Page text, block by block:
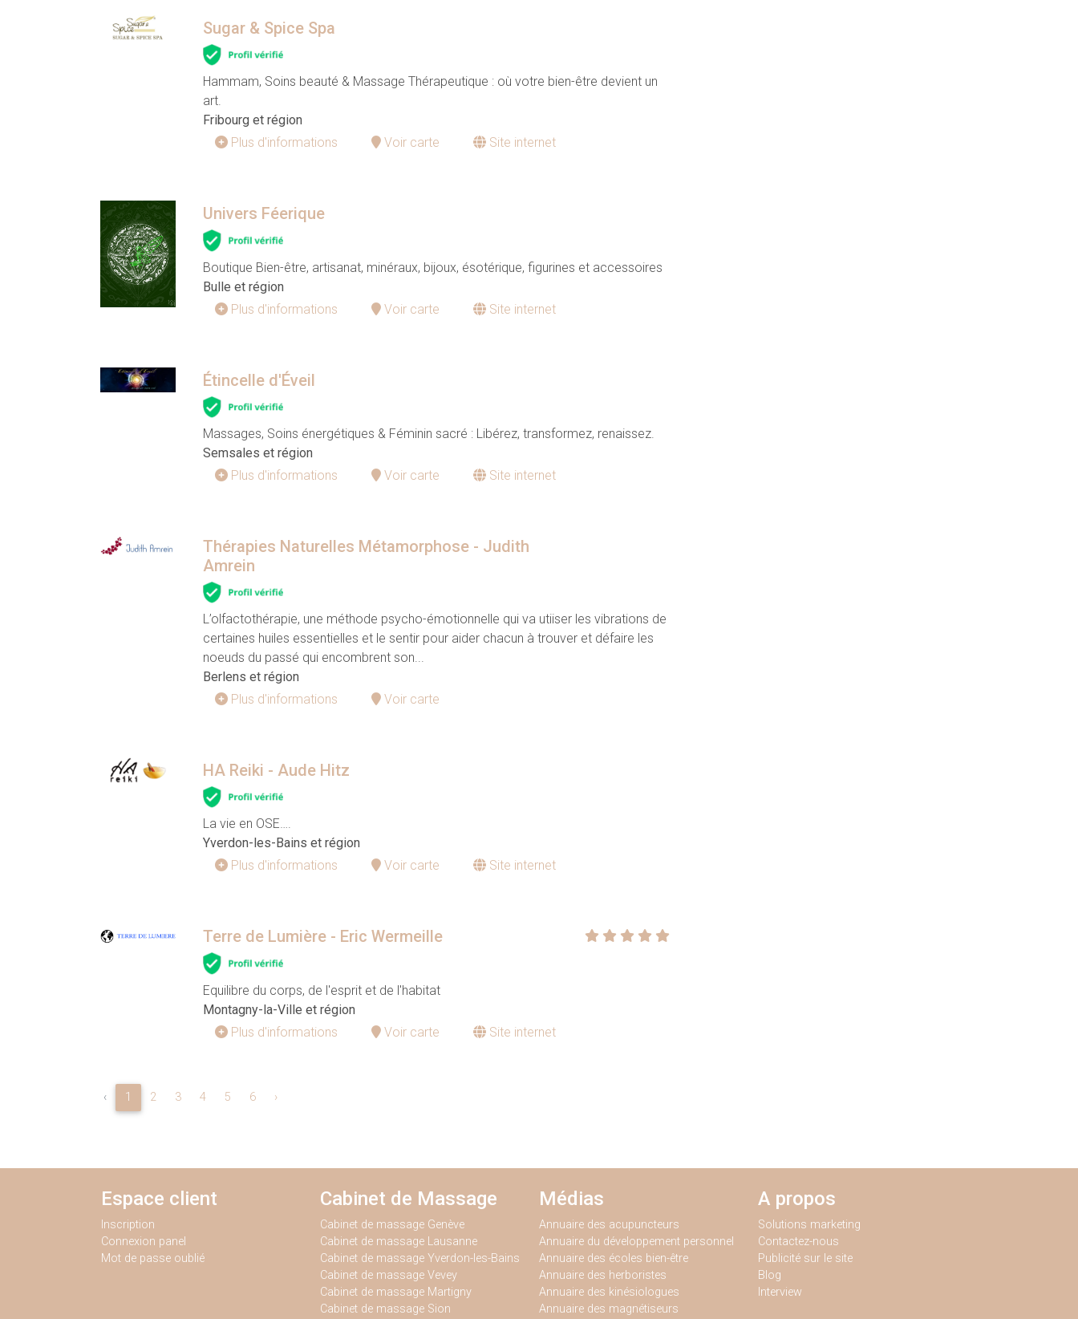
Sugar & Spice Spa
Hammam, Soins beauté & Massage Thérapeutique : où votre bien-être devient un
art.
Fribourg et région
Plus d'informations
Voir carte Site internet
Univers Féerique
Boutique Bien-être, artisanat, minéraux, bijoux, ésotérique, figurines et accessoires
Bulle et région
Plus d'informations
Voir carte Site internet
Étincelle d'Éveil
Massages, Soins énergétiques & Féminin sacré : Libérez, transformez, renaissez.
Semsales et région
Plus d'informations
Voir carte Site internet
Thérapies Naturelles Métamorphose - Judith
Amrein
L’olfactothérapie, une méthode psycho-émotionnelle qui va utiiser les vibrations de
certaines huiles essentielles et le sentir pour aider chacun à trouver et défaire les
noeuds du passé qui encombrent son...
Berlens et région
Plus d'informations
Voir carte
HA Reiki - Aude Hitz
La vie en OSE….
Yverdon-les-Bains et région
Plus d'informations
Voir carte Site internet
Terre de Lumière - Eric Wermeille
Equilibre du corps, de l'esprit et de l'habitat
Montagny-la-Ville et région
Plus d'informations
Voir carte Site internet
‹ 1 2 3 4 5 6 ›
Espace client
Inscription
Connexion panel
Mot de passe oublié
Cabinet de Massage
Cabinet de massage Genève
Cabinet de massage Lausanne
Cabinet de massage Yverdon-les-Bains
Cabinet de massage Vevey
Cabinet de massage Martigny
Cabinet de massage Sion
Médias
Annuaire des acupuncteurs
Annuaire du développement personnel
Annuaire des écoles bien-être
Annuaire des herboristes
Annuaire des kinésiologues
Annuaire des magnétiseurs
A propos
Solutions marketing
Contactez-nous
Publicité sur le site
Blog
Interview